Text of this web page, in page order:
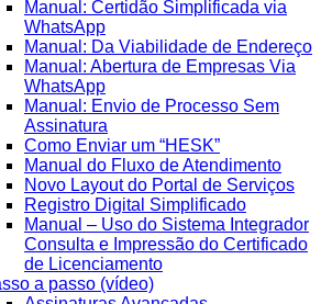
Manual: Certidão Simplificada via
WhatsApp
Manual: Da Viabilidade de Endereço
Manual: Abertura de Empresas Via
WhatsApp
Manual: Envio de Processo Sem
Assinatura
Como Enviar um “HESK”
Manual do Fluxo de Atendimento
Novo Layout do Portal de Serviços
Registro Digital Simplificado
Manual – Uso do Sistema Integrador
Consulta e Impressão do Certificado
de Licenciamento
a passo (vídeo)